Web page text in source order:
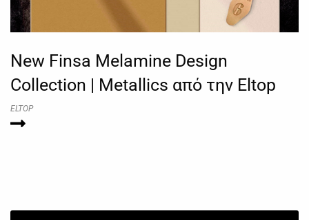
New Finsa Melamine Design
Collection | Metallics από την Eltop
ELTOP